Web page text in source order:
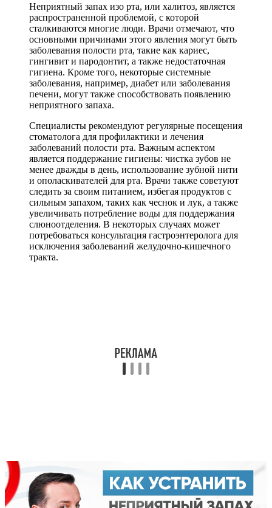
Неприятный запах изо рта, или халитоз, является
распространенной проблемой, с которой
сталкиваются многие люди. Врачи отмечают, что
основными причинами этого явления могут быть
заболевания полости рта, такие как кариес,
гингивит и пародонтит, а также недостаточная
гигиена. Кроме того, некоторые системные
заболевания, например, диабет или заболевания
печени, могут также способствовать появлению
неприятного запаха.
Специалисты рекомендуют регулярные посещения
стоматолога для профилактики и лечения
заболеваний полости рта. Важным аспектом
является поддержание гигиены: чистка зубов не
менее дважды в день, использование зубной нити
и ополаскивателей для рта. Врачи также советуют
следить за своим питанием, избегая продуктов с
сильным запахом, таких как чеснок и лук, а также
увеличивать потребление воды для поддержания
слюноотделения. В некоторых случаях может
потребоваться консультация гастроэнтеролога для
исключения заболеваний желудочно-кишечного
тракта.